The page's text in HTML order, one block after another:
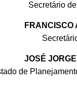
Secretário
FRANCISCO
JOSÉ
de